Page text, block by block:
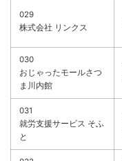
029
株式会社 リンクス
030
おじゃったモールさつ
ま川内館
031
就労支援サービス そふ
と